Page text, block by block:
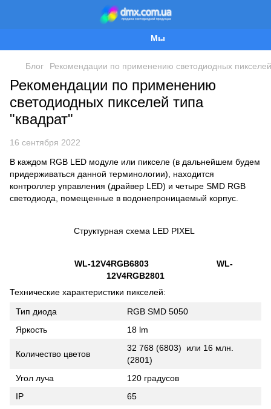
Мы работаем!
Блог Рекомендации по применению светодиодных
Рекомендации по применению
светодиодных пикселей типа
"квадрат"
16 сентября 2022
В каждом RGB LED модуле или пикселе (в дальнейшем будем
придерживаться данной терминологии), находится
контроллер управления (драйвер LED) и четыре SMD RGB
светодиода, помещенные в водонепроницаемый корпус.
Структурная схема LED PIXEL
WL-12V4RGB6803 WL-
12V4RGB2801
Технические характеристики пикселей:
Тип диода
RGB SMD 5050
Яркость
18 lm
Количество цветов
32 768 (6803) или 16 млн.
(2801)
Угол луча
120 градусов
IP
65